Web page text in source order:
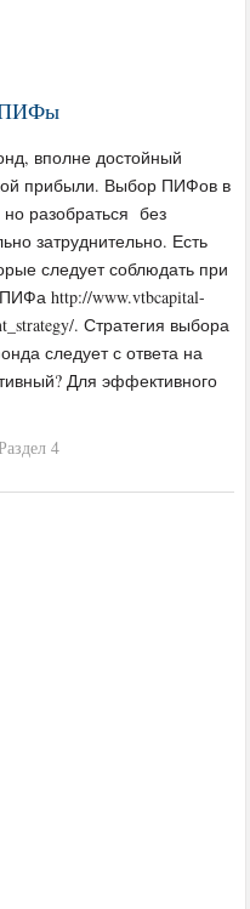
ПИФы
вполне достойный
прибыли. Выбор ПИФов в
разобраться без
затруднительно. Есть
следует соблюдать при
http://www.vtbcapital-
. Стратегия выбора
следует с ответа на
Для эффективного
4